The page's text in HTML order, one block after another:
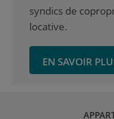
syndics de
locative.
EN SAVOIR